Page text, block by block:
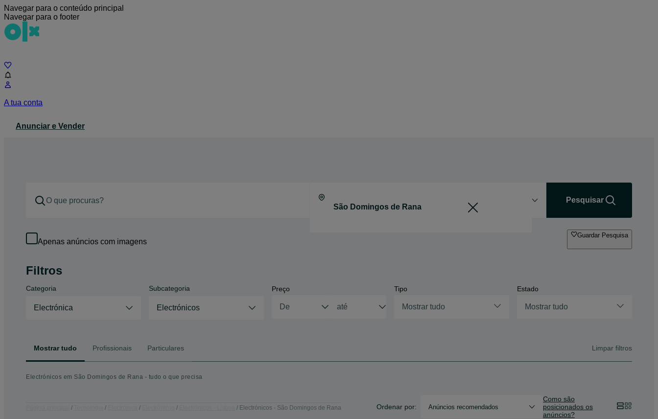
Navegar para o conteúdo principal
Navegar para o footer
A tua conta
Anunciar e Vender
Pesquisar
Apenas anúncios com imagens
Guardar Pesquisa
Filtros
Categoria
Electrónica
Subcategoria
Electrónicos
Preço Tipo
Mostrar tudo
Estado
Mostrar tudo
Mostrar tudo Profissionais Particulares Limpar filtros
Electrónicos em São Domingos de Rana - tudo o que precisa
Electrónicos - São Domingos de Rana Ordenar por: Anúncios recomendados
Como são
posicionados os
anúncios?